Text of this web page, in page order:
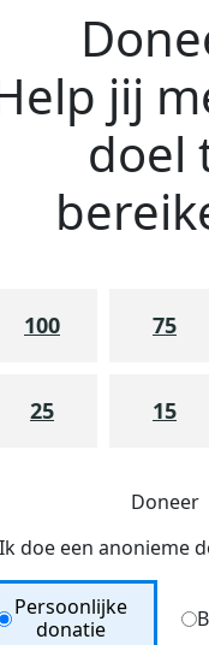
jij
doel
100 75
25 15
Doneer
Ik doe een anonieme
Type
Persoonlijke
donatie